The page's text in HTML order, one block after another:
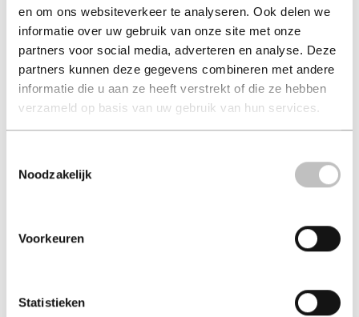
en om ons websiteverkeer te analyseren. Ook delen we
informatie over uw gebruik van onze site met onze
partners voor social media, adverteren en analyse. Deze
partners kunnen deze gegevens combineren met andere
informatie die u aan ze heeft verstrekt of die ze hebben
verzameld op basis van uw gebruik van hun services.
Noodzakelijk
Voorkeuren
Statistieken
The Only One Left
riley sager
€ 14,99
Paperback - 2023 - Engels
Alibi (luisterboek
(luisterboek)
martine kamphuis
€ 11,99
Luisterboek - 2019